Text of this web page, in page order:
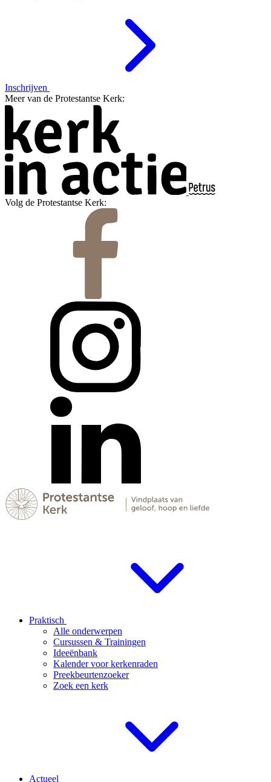
Inschrijven
Meer van de Protestantse Kerk:
Volg de Protestantse Kerk:
Praktisch
Alle onderwerpen
Cursussen & Trainingen
Ideeënbank
Kalender voor kerkenraden
Preekbeurtenzoeker
Zoek een kerk
Actueel